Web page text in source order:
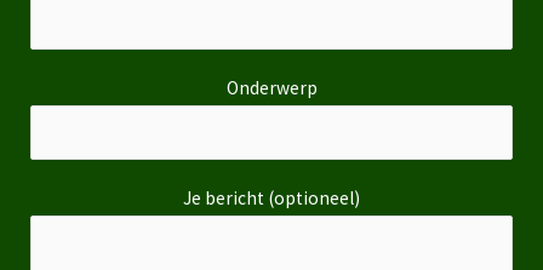
Onderwerp
Je bericht (optioneel)